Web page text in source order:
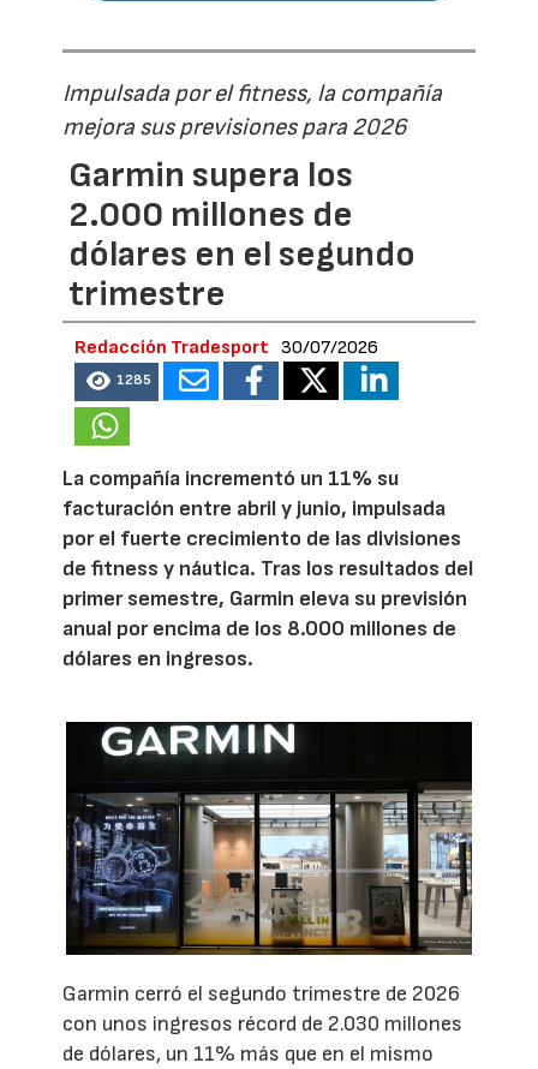
Impulsada por el fitness, la compañía
mejora sus previsiones para 2026
Garmin supera los
2.000 millones de
dólares en el segundo
trimestre
Redacción Tradesport 30/07/2026
1285
La compañía incrementó un 11% su
facturación entre abril y junio, impulsada
por el fuerte crecimiento de las divisiones
de fitness y náutica. Tras los resultados del
primer semestre, Garmin eleva su previsión
anual por encima de los 8.000 millones de
dólares en ingresos.
Garmin cerró el segundo trimestre de 2026
con unos ingresos récord de 2.030 millones
de dólares, un 11% más que en el mismo